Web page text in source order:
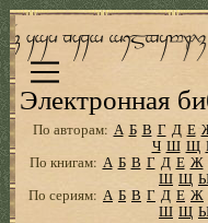
Электронная
По авторам: А Б В Г Д Е
Ч Ш Щ
По книгам: А Б В Г Д Е Ж
Ш Щ
По сериям: А Б В Г Д Е Ж
Ш Щ